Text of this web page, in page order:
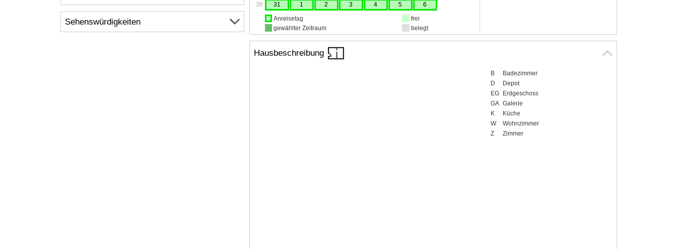
36
31 1 2 3 4 5
6
Anreisetag
gewählter Zeitraum
frei
belegt
Hausbeschreibung
B
Badezimmer
D
Depot
EG
Erdgeschoss
GA Galerie
K
Küche
W
Wohnzimmer
Z
Zimmer
Sehenswürdigkeiten